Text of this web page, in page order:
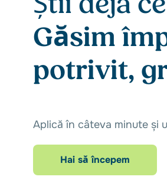
Găsim
potrivit,
Aplică în câteva minute și
Hai să începem